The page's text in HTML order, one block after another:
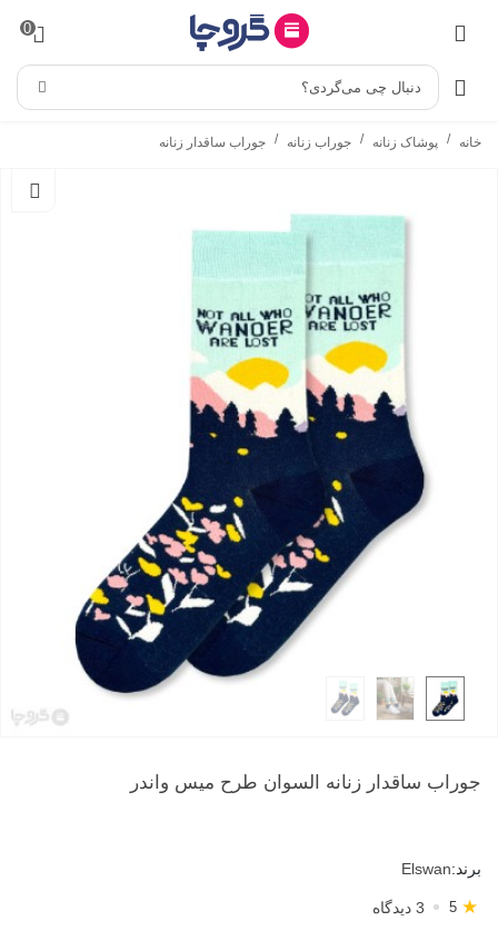
0
دنبال چی می‌گردی؟
خانه / پوشاک زنانه / جوراب زنانه / جوراب ساقدار زنانه
جوراب ساقدار زنانه السوان طرح میس واندر
برند:Elswan
5 ★ 3 دیدگاه